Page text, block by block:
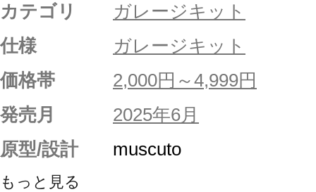
カテゴリ
ガレージキット
仕様
ガレージキット
価格帯
2,000円～4,999円
発売月
2025年6月
原型/設計
muscuto
もっと見る